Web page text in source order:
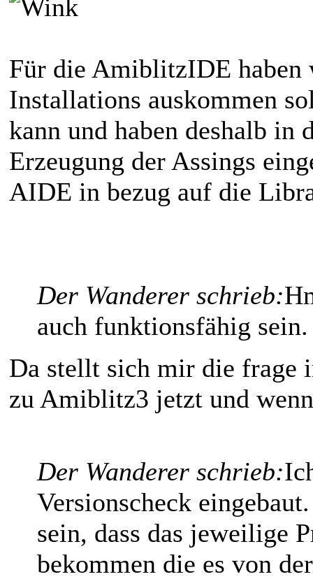
Für die AmiblitzIDE haben
Installations auskommen
kann und haben deshalb in
Erzeugung der Assings
AIDE in bezug auf die
Der Wanderer schrieb:
auch funktionsfähig sein.
Da stellt sich mir die frage
zu Amiblitz3 jetzt und
Der Wanderer schrieb:
Versionscheck
sein, dass das jeweilige
bekommen die es von